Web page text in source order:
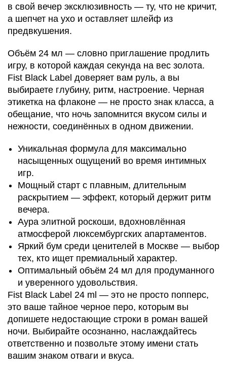
в свой вечер эксклюзивность — ту, что не кричит,
а шепчет на ухо и оставляет шлейф из
предвкушения.
Объём 24 мл — словно приглашение продлить
игру, в которой каждая секунда на вес золота.
Fist Black Label доверяет вам руль, а вы
выбираете глубину, ритм, настроение. Черная
этикетка на флаконе — не просто знак класса, а
обещание, что ночь запомнится вкусом силы и
нежности, соединённых в одном движении.
Уникальная формула для максимально
насыщенных ощущений во время интимных
игр.
Мощный старт с плавным, длительным
раскрытием — эффект, который держит ритм
вечера.
Аура элитной роскоши, вдохновлённая
атмосферой люксембургских апартаментов.
Яркий бум среди ценителей в Москве — выбор
тех, кто ищет премиальный характер.
Оптимальный объём 24 мл для продуманного
и уверенного удовольствия.
Fist Black Label 24 ml — это не просто попперс,
это ваше тайное черное перо, которым вы
допишете недостающие строки в роман вашей
ночи. Выбирайте осознанно, наслаждайтесь
ответственно и позвольте этому имени стать
вашим знаком отваги и вкуса.